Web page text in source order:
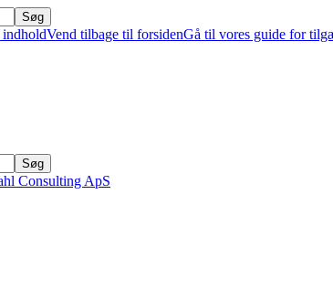
indholdVend tilbage til forsidenGå til vores guide for